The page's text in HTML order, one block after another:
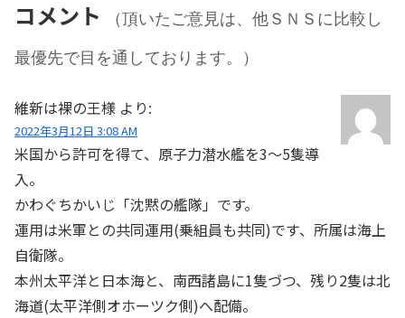
コメント
（頂いたご意見は、他ＳＮＳに比較し
最優先で目を通しております。）
維新は裸の王様 より:
2022年3月12日 3:08 AM
米国から許可を得て、原子力潜水艦を3～5隻導
入。
かわぐちかいじ「沈黙の艦隊」です。
運用は米軍との共同運用(乗組員も共同)です、所属は海上
自衛隊。
本州太平洋と日本海と、南西諸島に1隻づつ、残り2隻は北
海道(太平洋側オホーツク側)へ配備。